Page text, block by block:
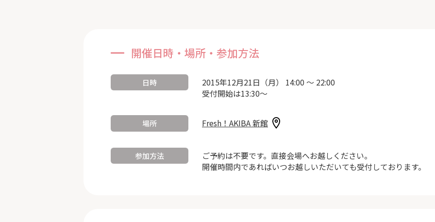
開催日時・場所・参加方法
日時
2015年12月21日（月） 14:00 ～ 22:00
受付開始は13:30～
場所 Fresh！AKIBA 新館
参加方法
ご予約は不要です。直接会場へお越しください。
開催時間内であればいつお越しいただいても受付しております。